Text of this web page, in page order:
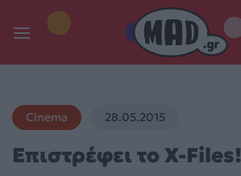
Cinema 28.05.2015
Επιστρέφει το X-Files!